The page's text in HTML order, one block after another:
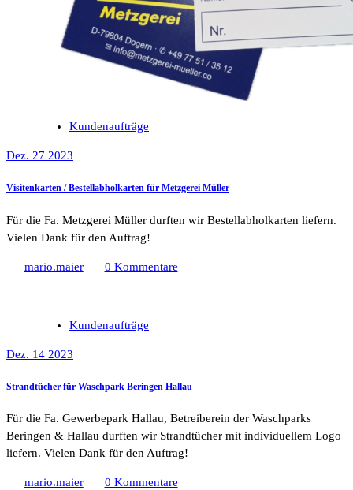
Kundenaufträge
Dez. 27 2023
Visitenkarten / Bestellabholkarten für Metzgerei Müller
Für die Fa. Metzgerei Müller durften wir Bestellabholkarten liefern.
Vielen Dank für den Auftrag!
mario.maier 0 Kommentare
Kundenaufträge
Dez. 14 2023
Strandtücher für Waschpark Beringen Hallau
Für die Fa. Gewerbepark Hallau, Betreiberein der Waschparks
Beringen & Hallau durften wir Strandtücher mit individuellem Logo
liefern. Vielen Dank für den Auftrag!
mario.maier 0 Kommentare